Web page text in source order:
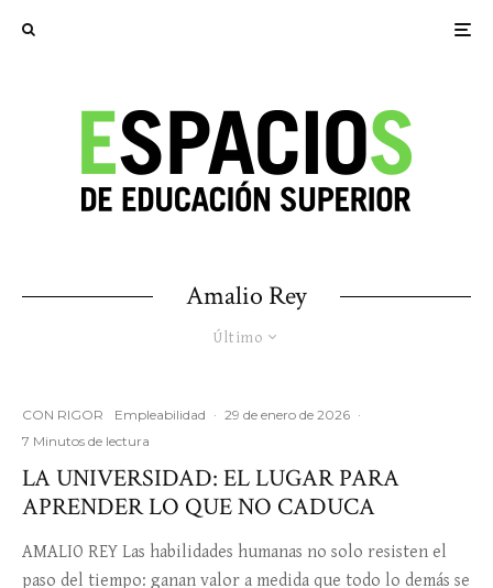
Amalio Rey
Último
CON RIGOR Empleabilidad · 29 de enero de 2026 ·
7 Minutos de lectura
LA UNIVERSIDAD: EL LUGAR PARA
APRENDER LO QUE NO CADUCA
AMALIO REY Las habilidades humanas no solo resisten el
paso del tiempo: ganan valor a medida que todo lo demás se